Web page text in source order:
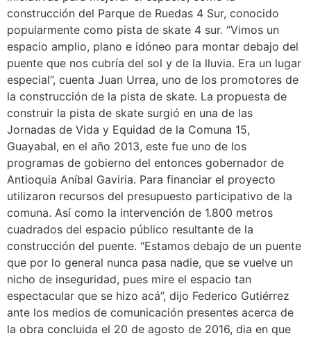
construcción del Parque de Ruedas 4 Sur, conocido
popularmente como pista de skate 4 sur. “Vimos un
espacio amplio, plano e idóneo para montar debajo del
puente que nos cubría del sol y de la lluvia. Era un lugar
especial”, cuenta Juan Urrea, uno de los promotores de
la construcción de la pista de skate. La propuesta de
construir la pista de skate surgió en una de las
Jornadas de Vida y Equidad de la Comuna 15,
Guayabal, en el año 2013, este fue uno de los
programas de gobierno del entonces gobernador de
Antioquia Aníbal Gaviria. Para financiar el proyecto
utilizaron recursos del presupuesto participativo de la
comuna. Así como la intervención de 1.800 metros
cuadrados del espacio público resultante de la
construcción del puente. “Estamos debajo de un puente
que por lo general nunca pasa nadie, que se vuelve un
nicho de inseguridad, pues mire el espacio tan
espectacular que se hizo acá”, dijo Federico Gutiérrez
ante los medios de comunicación presentes acerca de
la obra concluida el 20 de agosto de 2016, dia en que